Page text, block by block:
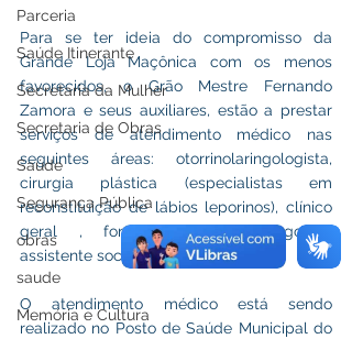
Parceria
Saúde Itinerante
Secretaria da Mulher
Secretaria de Obras
Saúde
Segurança Pública
obras
saude
Memória e Cultura
Para se ter ideia do compromisso da
Grande Loja Maçônica com os menos
favorecidos, o Grão Mestre Fernando
Zamora e seus auxiliares, estão a prestar
serviços de atendimento médico nas
seguintes áreas: otorrinolaringologista,
cirurgia plástica (especialistas em
reconstituição de lábios leporinos), clínico
geral , fonoaudiólogo, psicólogo e
assistente social.
O atendimento médico está sendo
realizado no Posto de Saúde Municipal do